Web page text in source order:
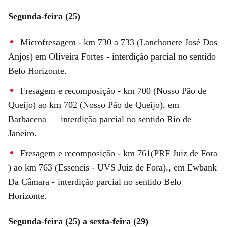
Segunda-feira (25)
Microfresagem - km 730 a 733 (Lanchonete José Dos
Anjos) em Oliveira Fortes - interdição parcial no sentido
Belo Horizonte.
Fresagem e recomposição - km 700 (Nosso Pão de
Queijo) ao km 702 (Nosso Pão de Queijo), em
Barbacena — interdição parcial no sentido Rio de
Janeiro.
Fresagem e recomposição - km 761(PRF Juiz de Fora
) ao km 763 (Essencis - UVS Juiz de Fora)., em Ewbank
Da Câmara - interdição parcial no sentido Belo
Horizonte.
Segunda-feira (25) a sexta-feira (29)